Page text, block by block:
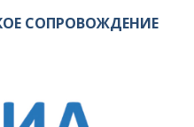
СОПРОВОЖДЕНИЕ